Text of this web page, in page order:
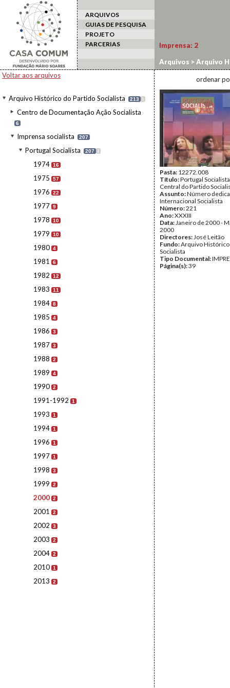
ARQUIVOS
GUIAS DE PESQUISA
PROJETO
PARCERIAS
Voltar aos arquivos
Arquivo Histórico do Partido Socialista 213 I
Centro de Documentação Ação Socialista
6
Imprensa socialista 207
Portugal Socialista 207 I
1974 16
1975 57
1976 22
1977 9
1978 10
1979 10
1980 4
1981 6
1982 12
1983 11
1984 8
1985 4
1986 3
1987 3
1988 2
1989 4
1990 2
1991-1992 1
1993 1
1994 1
1996 1
1997 1
1998 3
1999 2
2000 2
2001 2
2002 3
2003 2
2004 2
2010 1
2013 2
Imprensa: 2
Arquivos >Arquivo
ordenar
Pasta: 12272.008
Título:Portugal
Central do Partido
Assunto:Número
Internacional Socialista
Número:221
Ano:XXXIII
Data:Janeiro de 2000 -
2000
Directores:José Leitão
Fundo:Arquivo
Socialista
Tipo Documental:
Página(s):39